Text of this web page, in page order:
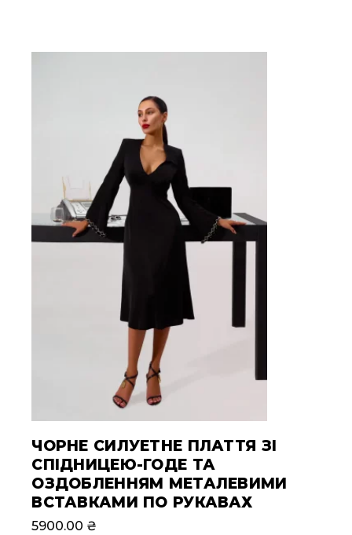
ЧОРНЕ СИЛУЕТНЕ ПЛАТТЯ ЗІ
СПІДНИЦЕЮ-ГОДЕ ТА
ОЗДОБЛЕННЯМ МЕТАЛЕВИМИ
ВСТАВКАМИ ПО РУКАВАХ
5900.00 ₴